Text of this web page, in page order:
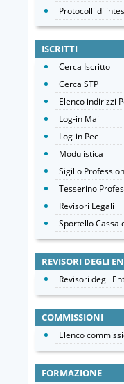
Protocolli di
ISCRITTI
Cerca Iscritto
Cerca STP
Elenco indirizzi
Log-in Mail
Log-in Pec
Modulistica
Sigillo
Tesserino
Revisori Legali
Sportello Cassa
REVISORI DEGLI
Revisori degli
COMMISSIONI
Elenco
FORMAZIONE